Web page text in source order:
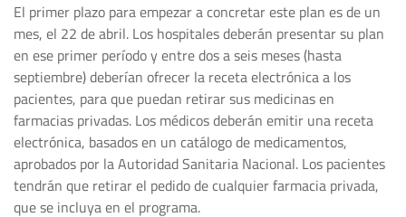
El primer plazo para empezar a concretar este plan es de un
mes, el 22 de abril. Los hospitales deberán presentar su plan
en ese primer período y entre dos a seis meses (hasta
septiembre) deberían ofrecer la receta electrónica a los
pacientes, para que puedan retirar sus medicinas en
farmacias privadas. Los médicos deberán emitir una receta
electrónica, basados en un catálogo de medicamentos,
aprobados por la Autoridad Sanitaria Nacional. Los pacientes
tendrán que retirar el pedido de cualquier farmacia privada,
que se incluya en el programa.